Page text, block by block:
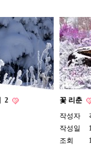
2
꽃 리춘
작성자
작성일
조회